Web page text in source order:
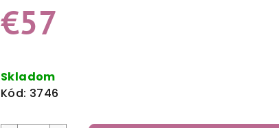
je
0,0
hviezdičiek.
€57
cena:
Skladom
Kód: 3746